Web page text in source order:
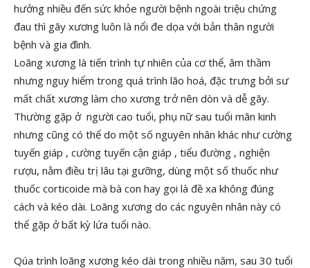
hưởng nhiều đến sức khỏe người bệnh ngoài triệu chứng
đau thì gãy xương luôn là nổi đe dọa với bản thân người
bệnh và gia đình.
Loãng xương là tiến trình tự nhiên của cơ thể, âm thầm
nhưng nguy hiểm trong quá trình lão hoá, đặc trưng bởi sư
mất chất xương làm cho xương trở nên dòn và dễ gãy.
Thường gặp ở người cao tuổi, phụ nữ sau tuổi mãn kinh
nhưng cũng có thể do một số nguyên nhân khác như cường
tuyến giáp , cường tuyến cận giáp , tiểu đường , nghiện
rượu, nằm điều trị lâu tại gưỡng, dùng một số thuốc như
thuốc corticoide mà bà con hay gọi là đề xa không đúng
cách và kéo dài. Loãng xương do các nguyên nhân này có
thể gặp ở bất kỳ lứa tuổi nào.
Qúa trình loãng xương kéo dài trong nhiều năm, sau 30 tuổi